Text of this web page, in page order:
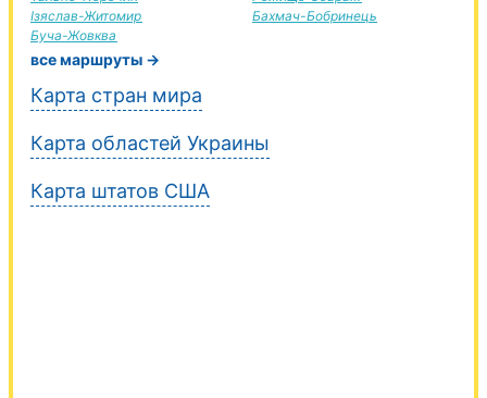
Ізяслав-Житомир
Буча-Жовква
Бахмач-Бобринець
все маршруты →
Карта стран мира
Карта областей Украины
Карта штатов США